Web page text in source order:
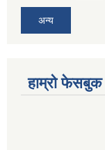
अन्य
हाम्रो फेसबुक